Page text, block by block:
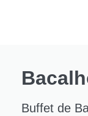
Buffet de